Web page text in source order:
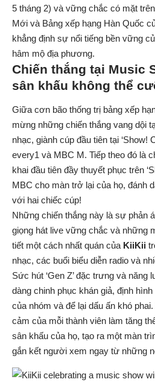
5 tháng 2) và vững chắc có mặt
Mới và Bảng xếp hạng Hàn Quốc
khẳng định sự nổi tiếng bền vững
hâm mộ địa phương.
Chiến thắng tại Music
sân khấu không thể
Giữa cơn bão thống trị bảng xếp
mừng những chiến thắng vang dội
nhạc, giành cúp đầu tiên tại ‘Show!
every1 và MBC M. Tiếp theo đó là
khai đầu tiên đầy thuyết phục trên
MBC cho màn trở lại của họ, đánh
với hai chiếc cúp!
Những chiến thắng này là sự phản
giọng hát live vững chắc và những
tiết một cách nhất quán của KiiKii
nhạc, các buổi biểu diễn radio và
Sức hút ‘Gen Z’ đặc trưng và năng
dàng chinh phục khán giả, định
của nhóm và để lại dấu ấn khó
cảm của mỗi thành viên làm tăng
sân khấu của họ, tạo ra một màn
gắn kết người xem ngay từ những